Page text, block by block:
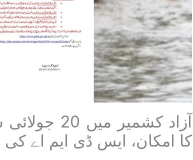
آزاد
کا امکان، ایس ڈی ایم اے کی